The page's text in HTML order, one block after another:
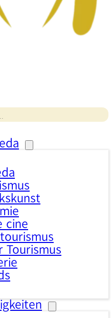
cine
Tourismus